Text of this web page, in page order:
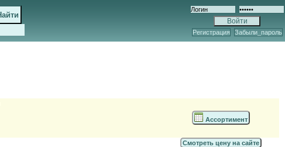
Регистрация Забыли_пароль
Ассортимент
Смотреть цену на сайте